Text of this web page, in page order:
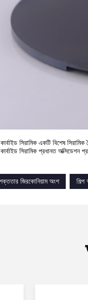
সিরামিক একটি বিশেষ
সিরামিক প্রধানত অক্সিডেশন
জিরকোনিয়াম অংশ